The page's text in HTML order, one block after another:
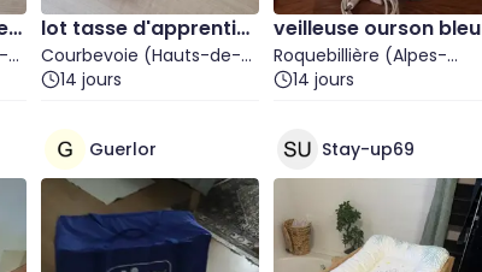
lot tasse d'apprentiss
age "magique"
Courbevoie (Hauts-de-
Seine)
14 jours
veilleuse ourson bleu
Roquebillière (Alpes-
Maritimes)
14 jours
Guerlor Stay-up69